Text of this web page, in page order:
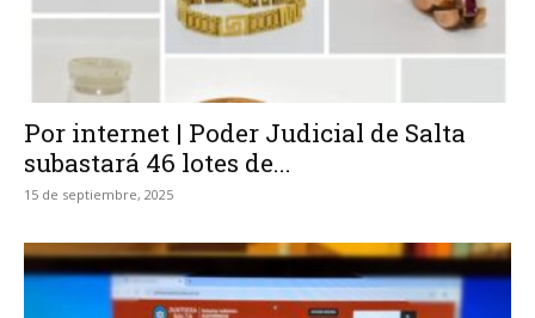
Por internet | Poder Judicial de Salta
subastará 46 lotes de...
15 de septiembre, 2025